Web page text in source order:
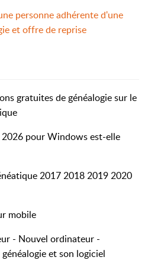
personne adhérente d'une
et offre de reprise
gratuites de généalogie sur le
pour Windows est-elle
2017 2018 2019 2020
mobile
- Nouvel ordinateur -
et son logiciel